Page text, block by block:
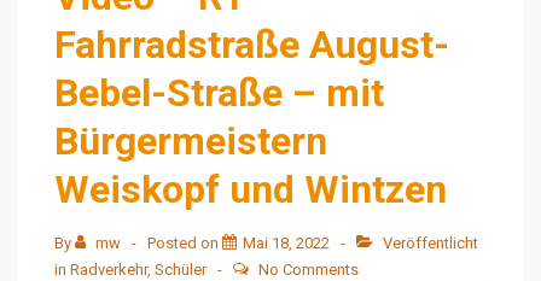
Fahrradstraße August-
Bebel-Straße – mit
Bürgermeistern
Weiskopf und Wintzen
By mw Posted on Mai 18, 2022
Veröffentlicht
in Radverkehr, Schüler No Comments